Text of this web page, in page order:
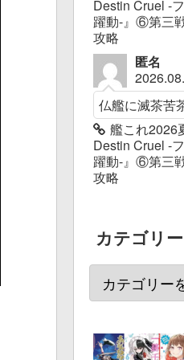
Destin Cruel -
躍動-』⑥第三
攻略
匿名
仏艦に滅茶苦
艦これ2026
Destin Cruel -
躍動-』⑥第三
攻略
カテゴリー